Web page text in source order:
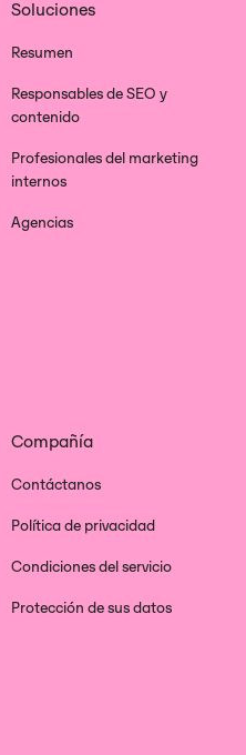
Soluciones
Resumen
Responsables de SEO y
contenido
Profesionales del marketing
internos
Agencias
Compañía
Contáctanos
Política de privacidad
Condiciones del servicio
Protección de sus datos